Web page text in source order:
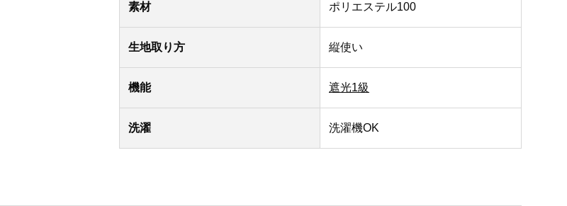
素材 ポリエステル100
生地取り方 縦使い
機能 遮光1級
洗濯 洗濯機OK